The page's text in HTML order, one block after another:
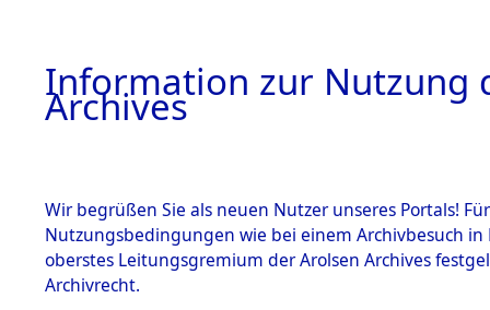
Information zur Nutzung
Archives
Wir begrüßen Sie als neuen Nutzer unseres Portals!
Nutzungsbedingungen wie bei einem Archivbesuch
oberstes Leitungsgremium der Arolsen Archives
Archivrecht.